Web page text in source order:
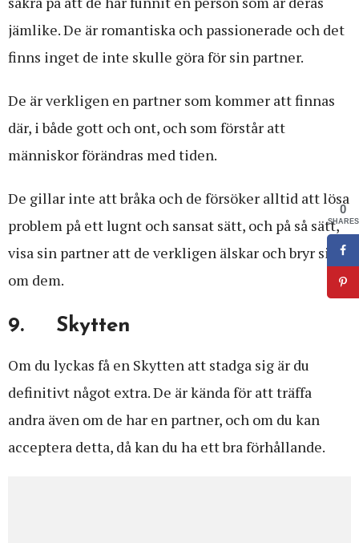
jämlike. De är romantiska och passionerade och det
finns inget de inte skulle göra för sin partner.
De är verkligen en partner som kommer att finnas
där, i både gott och ont, och som förstår att
människor förändras med tiden.
De gillar inte att bråka och de försöker alltid att lösa
problem på ett lugnt och sansat sätt, och på så sätt,
visa sin partner att de verkligen älskar och bryr sig
om dem.
9. Skytten
Om du lyckas få en Skytten att stadga sig är du
definitivt något extra. De är kända för att träffa
andra även om de har en partner, och om du kan
acceptera detta, då kan du ha ett bra förhållande.
0
SHARES